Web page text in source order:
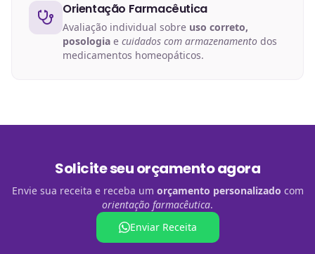
Orientação Farmacêutica
Avaliação individual sobre uso correto,
posologia e cuidados com armazenamento dos
medicamentos homeopáticos.
Solicite seu orçamento agora
Envie sua receita e receba um orçamento personalizado com
orientação farmacêutica.
Enviar Receita